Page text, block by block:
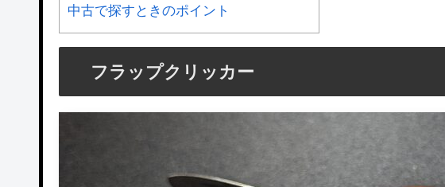
中古で探すときのポイント
フラップクリッカー